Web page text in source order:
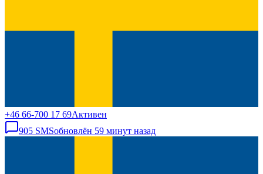
+46 66-700 17 69Активен
905 SMSобновлён 59 минут назад